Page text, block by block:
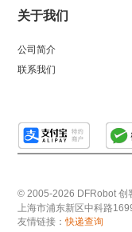
关于我们
公司简介
联系我们
© 2005-2026 DFRobot 创
上海市浦东新区中科路
友情链接：快递查询